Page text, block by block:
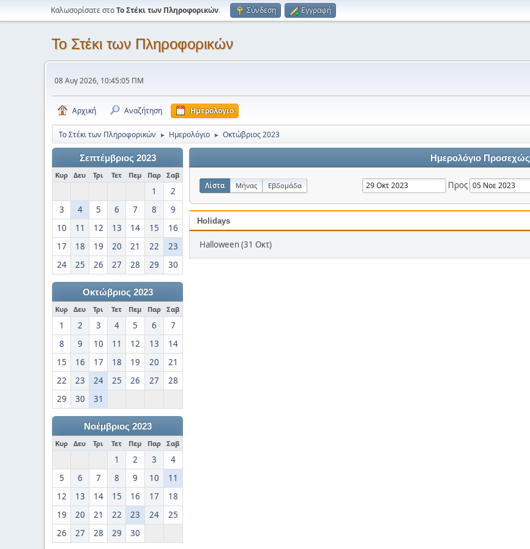
Καλωσορίσατε στοΤο Στέκι των Πληροφορικών. Σύνδεση Εγγραφή
Το Στέκι των Πληροφορικών
08 Αυγ 2026, 10:45:05 ΠΜ
Αρχική Αναζήτηση Ημερολόγιο
Το Στέκι των Πληροφορικών ► Ημερολόγιο ► Οκτώβριος 2023
Σεπτέμβριος 2023
Κυρ Δευ Τρι Τετ Πεμ Παρ Σαβ
1
2
3
4 5 6 7 8
9
10
11 12 13 14 15
16
17
18 19 20 21 22
23
24
25 26 27 28 29 30
Οκτώβριος 2023
Κυρ Δευ Τρι Τετ Πεμ Παρ Σαβ
1 2 3 4 5 6
7
8
9 10 11 12 13
14
15
16 17 18 19 20
21
22
23 24 25 26 27
28
29
30 31
Νοέμβριος 2023
Κυρ Δευ Τρι Τετ Πεμ Παρ Σαβ
1 2 3
4
5
6 7 8 9 10
11
12
13 14 15 16 17
18
19
20 21 22 23 24
25
26
27 28 29 30
Ημερολόγιο Προσεχώς
Λίστα Μήνας Εβδομάδα Προς
Holidays
Halloween (31 Οκτ)